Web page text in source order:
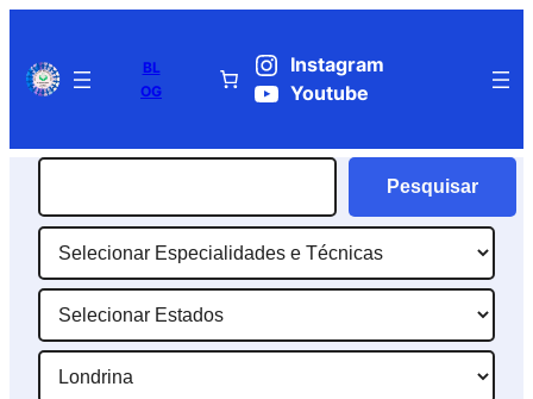
para
BL
OG
Instagram
Youtube
Pesquisar
Especialidades
e
Técnicas
Estados
Cidades